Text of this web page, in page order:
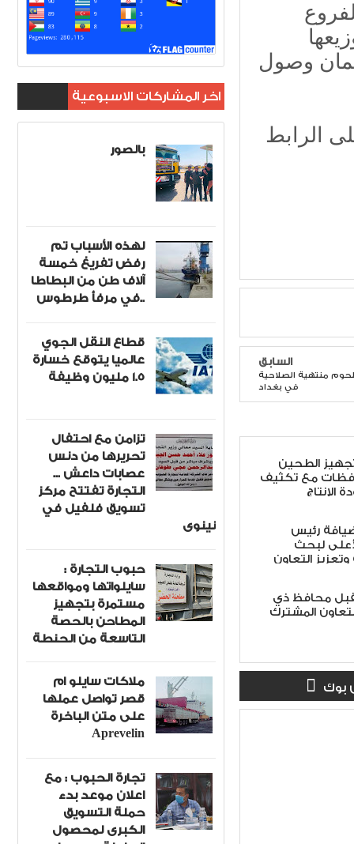
وصول
السابق
(٨١٢) طنًا من اللحوم منتهية الصلاحية
في بغداد
تجهيز الطحين
مع تكثيف
الإنتاج
رئيس
لبحث
وتعزيز التعاون
محافظ ذي
المشترك
بوك
اخر المشاركات الاسبوعية
بالصور
لهذه الأسباب تم
رفض تفريغ خمسة
آلاف طن من البطاطا
في مرفأ طرطوس..
قطاع النقل الجوي
عالميا يتوقع خسارة
1.5 مليون وظيفة
تزامن مع احتفال
تحريرها من دنس
عصابات داعش ...
التجارة تفتتح مركز
تسويق فلفيل في
نينوى
حبوب التجارة :
سايلواتها ومواقعها
مستمرة بتجهيز
المطاحن بالحصة
التاسعة من الحنطة
ملاكات سايلو ام
قصر تواصل عملها
على متن الباخرة
Aprevelin
تجارة الحبوب : مع
اعلان موعد بدء
حملة التسويق
الكبرى لمحصول